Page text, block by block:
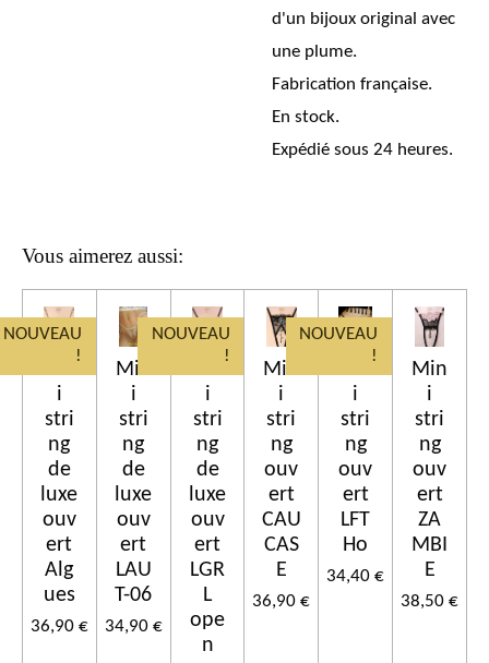
d'un bijoux original avec
une plume.
Fabrication française.
En stock.
Expédié sous 24 heures.
Vous aimerez aussi:
NOUVEAU
!
i
stri
ng
de
luxe
ouv
ert
Alg
ues
36,90 €
Min
i
stri
ng
de
luxe
ouv
ert
LAU
T-06
34,90 €
NOUVEAU
!
i
stri
ng
de
luxe
ouv
ert
LGR
L
ope
n
Min
i
stri
ng
ouv
ert
CAU
CAS
E
36,90 €
NOUVEAU
!
i
stri
ng
ouv
ert
LFT
Ho
34,40 €
Min
i
stri
ng
ouv
ert
ZA
MBI
E
38,50 €